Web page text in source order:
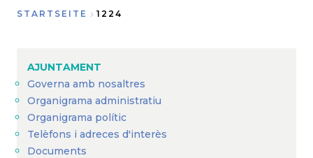
STARTSEITE 1224
AJUNTAMENT
Governa amb nosaltres
Organigrama administratiu
Organigrama polític
Telèfons i adreces d'interès
Documents